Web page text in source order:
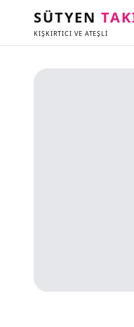
SÜTYEN
KIŞKIRTICI VE ATEŞLİ